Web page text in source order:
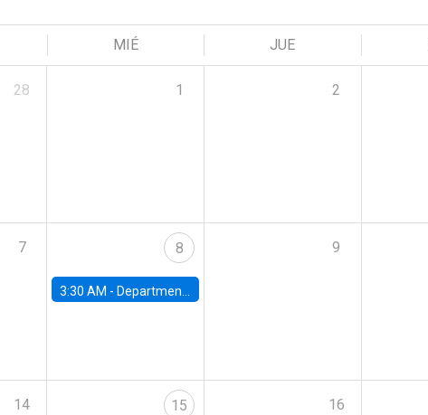
MIÉ JUE
28 1 2
7 8
3:30 AM - Department Seminar: James Robinson
9
14 15 16